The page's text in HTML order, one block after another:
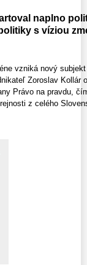
naplno
s víziou
vzniká nový
Zoroslav Kollár
Právo na pravdu,
z celého